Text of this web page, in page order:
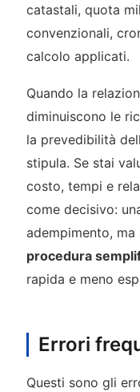
catastali, quota
convenzionali,
calcolo applicati.
Quando la
diminuiscono le
la prevedibilità
stipula. Se stai
costo, tempi e
come decisivo:
adempimento,
procedura
rapida e meno
Errori
Questi sono gli